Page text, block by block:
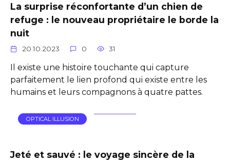
La surprise réconfortante d’un chien de
refuge : le nouveau propriétaire le borde la
nuit
20.10.2023 0 31
Il existe une histoire touchante qui capture
parfaitement le lien profond qui existe entre les
humains et leurs compagnons à quatre pattes.
OPTICAL ILLUSION
Jeté et sauvé : le voyage sincère de la